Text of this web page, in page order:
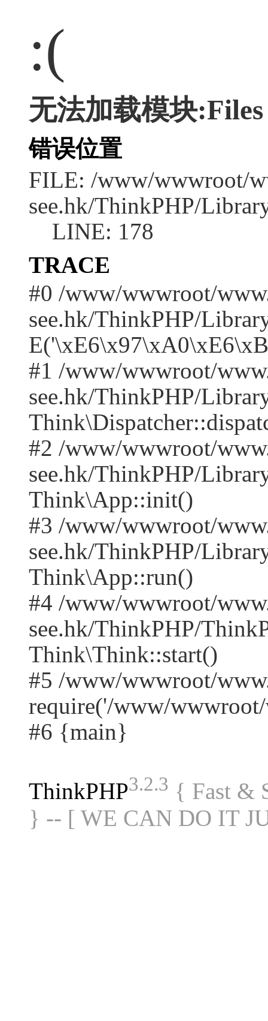
:(
无法加载模块:Files
错误位置
FILE: /www/wwwroot/
see.hk/ThinkPHP/
LINE: 178
TRACE
#0 /www/wwwroot/
see.hk/ThinkPHP/
#1 /www/wwwroot/
see.hk/ThinkPHP/
#2 /www/wwwroot/
see.hk/ThinkPHP/
Think\App::init()
#3 /www/wwwroot/
see.hk/ThinkPHP/
Think\App::run()
#4 /www/wwwroot/
see.hk/ThinkPHP/
Think\Think::start()
#5 /www/wwwroot/
require('/www/
#6 {main}
ThinkPHP3.2.3 { Fast &
} -- [ WE CAN DO IT